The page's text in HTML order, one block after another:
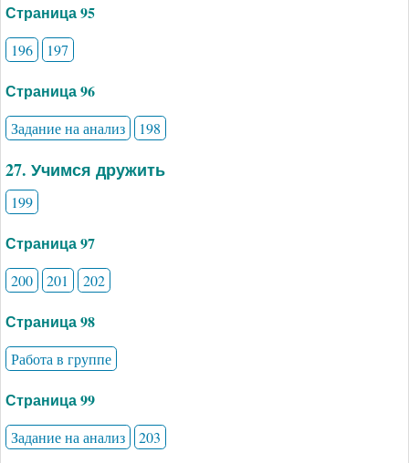
Страница 95
196 197
Страница 96
Задание на анализ 198
27. Учимся дружить
199
Страница 97
200 201 202
Страница 98
Работа в группе
Страница 99
Задание на анализ 203